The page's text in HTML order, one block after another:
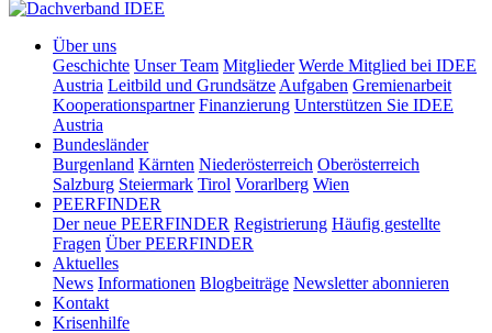
Über uns
Geschichte Unser Team Mitglieder Werde Mitglied bei IDEE
Austria Leitbild und Grundsätze Aufgaben Gremienarbeit
Kooperationspartner Finanzierung Unterstützen Sie IDEE
Austria
Bundesländer
Burgenland Kärnten Niederösterreich Oberösterreich
Salzburg Steiermark Tirol Vorarlberg Wien
PEERFINDER
Der neue PEERFINDER Registrierung Häufig gestellte
Fragen Über PEERFINDER
Aktuelles
News Informationen Blogbeiträge Newsletter abonnieren
Kontakt
Krisenhilfe